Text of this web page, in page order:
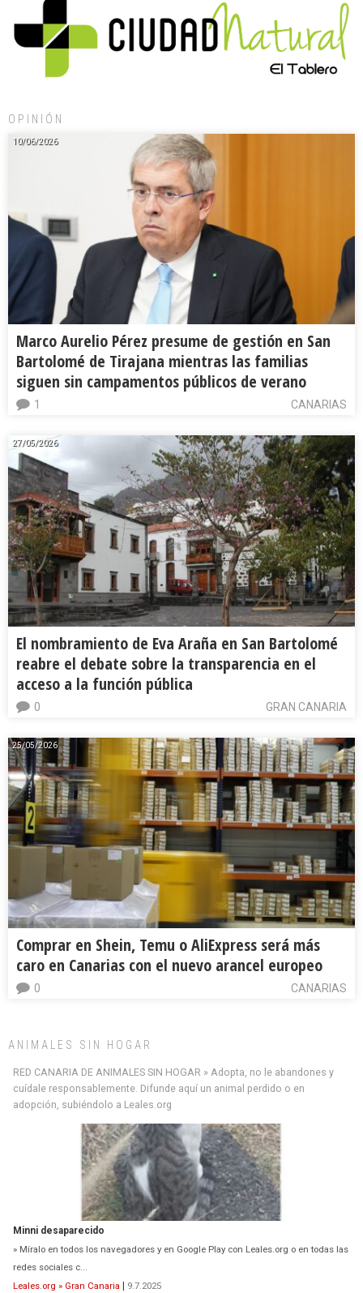
OPINIÓN
10/06/2026
Marco Aurelio Pérez presume de gestión en San
Bartolomé de Tirajana mientras las familias
siguen sin campamentos públicos de verano
CANARIAS
1
27/05/2026
El nombramiento de Eva Araña en San Bartolomé
reabre el debate sobre la transparencia en el
acceso a la función pública
GRAN CANARIA
0
25/05/2026
Comprar en Shein, Temu o AliExpress será más
caro en Canarias con el nuevo arancel europeo
CANARIAS
0
ANIMALES SIN HOGAR
RED CANARIA DE ANIMALES SIN HOGAR » Adopta, no le abandones y
cuídale responsablemente. Difunde aquí un animal perdido o en
adopción, subiéndolo a Leales.org
Minni desaparecido
» Míralo en todos los navegadores y en Google Play con Leales.org o en todas las
redes sociales c...
Leales.org » Gran Canaria | 9.7.2025